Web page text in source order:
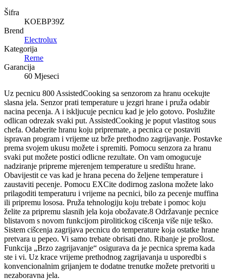
Šifra
KOEBP39Z
Brend
Electrolux
Kategorija
Rerne
Garancija
60 Mjeseci
Uz pecnicu 800 AssistedCooking sa senzorom za hranu ocekujte
slasna jela. Senzor prati temperature u jezgri hrane i pruža odabir
nacina pecenja. A i iskljucuje pecnicu kad je jelo gotovo. Poslužite
odlican odrezak svaki put. AssistedCooking je poput vlastitog sous
chefa. Odaberite hranu koju pripremate, a pecnica ce postaviti
ispravan program i vrijeme uz brže prethodno zagrijavanje. Postavke
prema svojem ukusu možete i spremiti. Pomocu senzora za hranu
svaki put možete postici odlicne rezultate. On vam omogucuje
nadziranje pripreme mjerenjem temperature u središtu hrane.
Obavijestit ce vas kad je hrana pecena do željene temperature i
zaustaviti pecenje. Pomocu EXCite dodirnog zaslona možete lako
prilagoditi temperaturu i vrijeme na pecnici, bilo za pecenje muffina
ili pripremu lososa. Pruža tehnologiju koju trebate i pomoc koju
želite za pripremu slasnih jela koja obožavate.8 Održavanje pecnice
blistavom s novom funkcijom pirolitickog cišcenja više nije teško.
Sistem cišcenja zagrijava pecnicu do temperature koja ostatke hrane
pretvara u pepeo. Vi samo trebate obrisati dno. Ribanje je prošlost.
Funkcija „Brzo zagrijavanje“ osigurava da je pecnica sprema kada
ste i vi. Uz krace vrijeme prethodnog zagrijavanja u usporedbi s
konvencionalnim grijanjem te dodatne trenutke možete pretvoriti u
nezaboravna jela.